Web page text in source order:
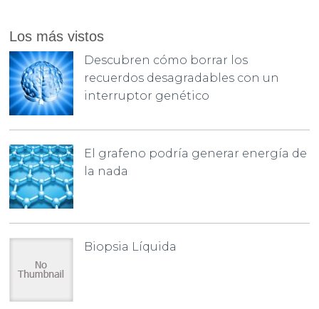
Los más vistos
Descubren cómo borrar los
recuerdos desagradables con un
interruptor genético
El grafeno podría generar energía de
la nada
Biopsia Líquida